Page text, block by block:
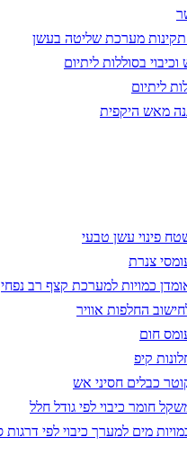
וכיבוי בסוללות ליתיום
ליתיום
מאש היקפית
פינוי עשן טבעי
צנרת
כמויות למערכת קצף רב נפחי
החלפות אוויר
חום
קיפ
כבלים חסיני אש
חומר כיבוי לפי גודל חלל
מים למערך כיבוי לפי דרגות